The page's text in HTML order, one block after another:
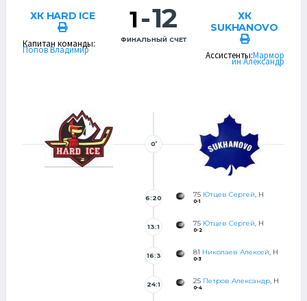
ХК HARD ICE
Капитан команды:
Попов Владимир
1-12
ФИНАЛЬНЫЙ СЧЕТ
ХК
SUKHANOVO
Ассистенты:Мармор
ин Александр
0’
75 Ютцев Сергей , Н
0-1
6:20
75 Ютцев Сергей , Н
0-2
13:1
81 Николаев Алексей , Н
0-3
16:3
25 Петров Александр , Н
0-4
24:1